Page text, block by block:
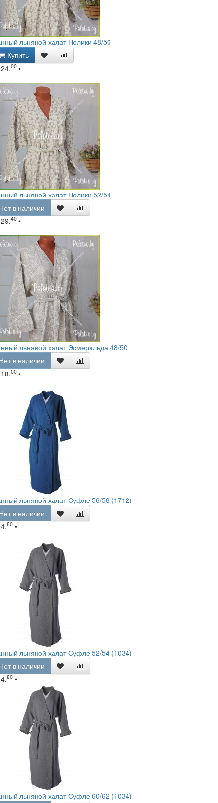
льняной халат Нолики 48/50
Купить
00 •
льняной халат Нолики 52/54
в наличии
40 •
льняной халат Эсмеральда 48/50
в наличии
00 •
льняной халат Суфле 56/58 (1712)
в наличии
80 •
льняной халат Суфле 52/54 (1034)
в наличии
80 •
льняной халат Суфле 60/62 (1034)